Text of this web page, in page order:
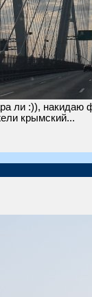
ли :)),
крымский...